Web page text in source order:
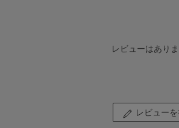
レビューはありま
レビューを